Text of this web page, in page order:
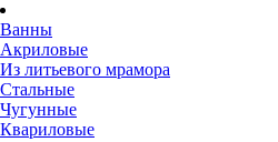
Ванны
Акриловые
Из литьевого мрамора
Стальные
Чугунные
Квариловые